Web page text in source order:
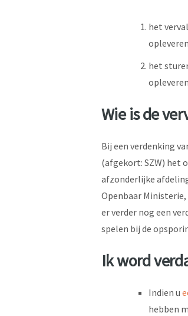
het
het
Wie is de
Bij een verdenking
(afgekort: SZW) het
afzonderlijke
Openbaar
er verder nog een
spelen bij de
Ik word
Indien u
hebben